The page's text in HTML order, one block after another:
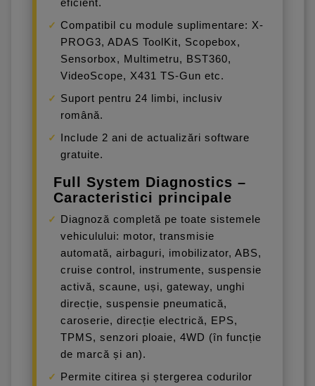
Compatibil cu module suplimentare: X-
PROG3, ADAS ToolKit, Scopebox,
Sensorbox, Multimetru, BST360,
VideoScope, X431 TS-Gun etc.
Suport pentru 24 limbi, inclusiv
română.
Include 2 ani de actualizări software
gratuite.
Full System Diagnostics –
Caracteristici principale
Diagnoză completă pe toate sistemele
vehiculului: motor, transmisie
automată, airbaguri, imobilizator, ABS,
cruise control, instrumente, suspensie
activă, scaune, uși, gateway, unghi
direcție, suspensie pneumatică,
caroserie, direcție electrică, EPS,
TPMS, senzori ploaie, 4WD (în funcție
de marcă și an).
Permite citirea și ștergerea codurilor